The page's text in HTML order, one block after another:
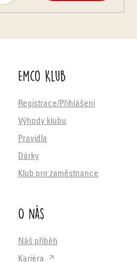
Emco Klub
Registrace/Přihlášení
Výhody klubu
Pravidla
Dárky
Klub pro zaměstnance
O nás
Náš příběh
Kariéra